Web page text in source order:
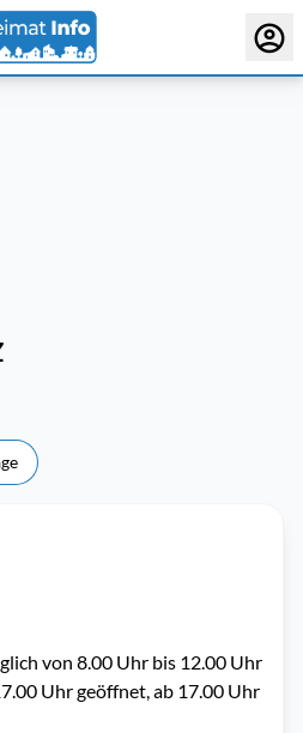
von 8.00 Uhr bis 12.00 Uhr
Uhr geöffnet, ab 17.00 Uhr